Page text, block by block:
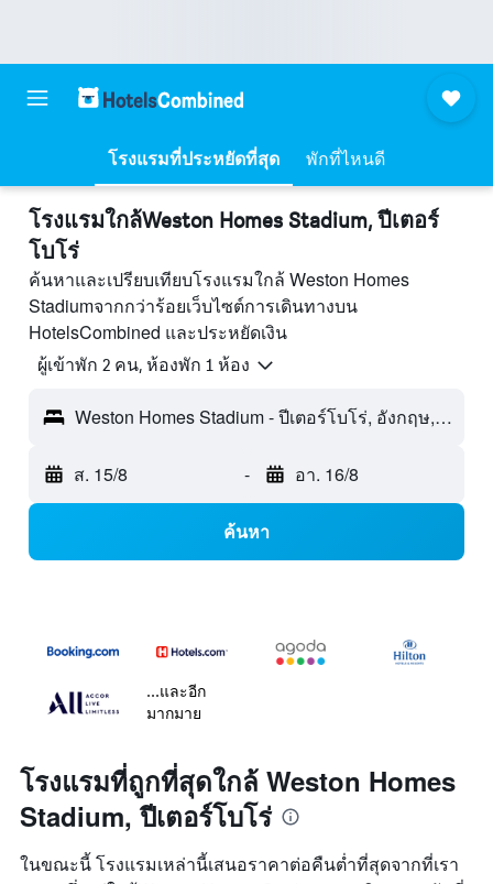
โรงแรมที่ประหยัดที่สุด พักที่ไหนดี
โรงแรมใกล้Weston Homes Stadium, ปีเตอร์
โบโร่
ค้นหาและเปรียบเทียบโรงแรมใกล้ Weston Homes
Stadiumจากกว่าร้อยเว็บไซต์การเดินทางบน
HotelsCombined และประหยัดเงิน
ผู้เข้าพัก 2 คน, ห้องพัก 1 ห้อง
Weston Homes Stadium - ปีเตอร์โบโร่, อังกฤษ, สหราชอาณาจักร
ส. 15/8 - อา. 16/8
ค้นหา
...และอีก
มากมาย
โรงแรมที่ถูกที่สุดใกล้ Weston Homes
Stadium, ปีเตอร์โบโร่
ในขณะนี้ โรงแรมเหล่านี้เสนอราคาต่อคืนต่ำที่สุดจากที่เรา